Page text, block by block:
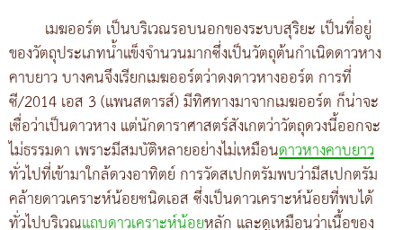
เมฆออร์ต เป็นบริเวณรอบนอกของระบบสุริยะ เป็นที่อยู่
ของวัตถุประเภทน้ำแข็งจำนวนมากซึ่งเป็นวัตถุต้นกำเนิดดาวหาง
คาบยาว บางคนจึงเรียกเมฆออร์ตว่าดงดาวหางออร์ต การที่
ซี/2014 เอส 3 (แพนสตารส์) มีทิศทางมาจากเมฆออร์ต ก็น่าจะ
เชื่อว่าเป็นดาวหาง แต่นักดาราศาสตร์สังเกตว่าวัตถุดวงนี้ออกจะ
ไม่ธรรมดา เพราะมีสมบัติหลายอย่างไม่เหมือนดาวหางคาบยาว
ทั่วไปที่เข้ามาใกล้ดวงอาทิตย์ การวัดสเปกตรัมพบว่ามีสเปกตรัม
คล้ายดาวเคราะห์น้อยชนิดเอส ซึ่งเป็นดาวเคราะห์น้อยที่พบได้